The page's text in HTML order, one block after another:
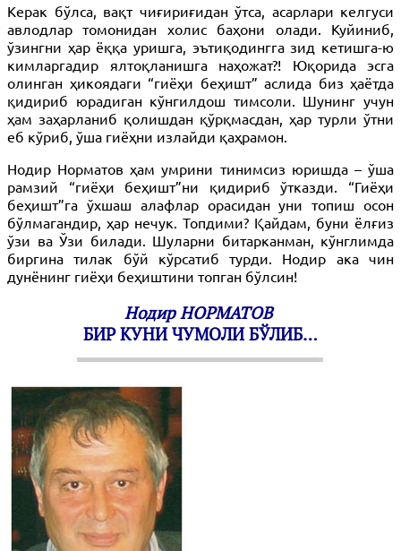
Керак бўлса, вақт чиғириғидан ўтса, асарлари келгуси
авлодлар томонидан холис баҳони олади. Куйиниб,
ўзингни ҳар ёққа уришга, эътиқодингга зид кетишга-ю
кимларгадир ялтоқланишга наҳожат?! Юқорида эсга
олинган ҳикоядаги “гиёҳи беҳишт” аслида биз ҳаётда
қидириб юрадиган кўнгилдош тимсоли. Шунинг учун
ҳам заҳарланиб қолишдан қўрқмасдан, ҳар турли ўтни
еб кўриб, ўша гиёҳни излайди қаҳрамон.
Нодир Норматов ҳам умрини тинимсиз юришда – ўша
рамзий “гиёҳи беҳишт”ни қидириб ўтказди. “Гиёҳи
беҳишт”га ўхшаш алафлар орасидан уни топиш осон
бўлмагандир, ҳар нечук. Топдими? Қайдам, буни ёлғиз
ўзи ва Ўзи билади. Шуларни битарканман, кўнглимда
биргина тилак бўй кўрсатиб турди. Нодир ака чин
дунёнинг гиёҳи беҳиштини топган бўлсин!
Нодир НОРМАТОВ
БИР КУНИ ЧУМОЛИ БЎЛИБ…